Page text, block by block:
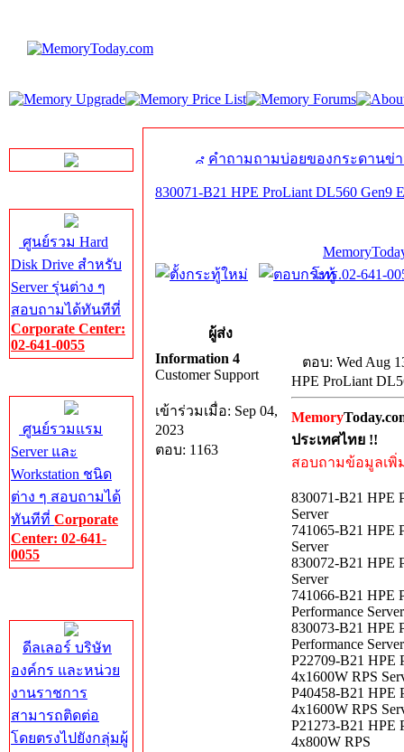
ศูนย์รวม Hard
Disk Drive สำหรับ
Server รุ่นต่าง ๆ
สอบถามได้ทันทีที่
Corporate Center:
02-641-0055
ศูนย์รวมแรม
Server และ
Workstation ชนิด
ต่าง ๆ สอบถามได้
ทันทีที่ Corporate
Center: 02-641-
0055
ดีลเลอร์ บริษัท
องค์กร และหน่วย
งานราชการ
สามารถติดต่อ
โดยตรงไปยังกลุ่มผู้
คำถามถามบ่อยของกระดานข่
830071-B21 HPE ProLiant DL560 Gen9
โทร.02-641-
ผู้ส่ง
Information 4
Customer Support
เข้าร่วมเมื่อ: Sep 04,
2023
ตอบ: 1163
ตอบ: Wed Aug
HPE ProLiant
Memory
ประเทศไทย !!
สอบถามข้อมูลเพิ่
830071-B21 HPE
Server
741065-B21 HPE
Server
830072-B21 HPE
Server
741066-B21 HPE
Performance Server
830073-B21 HPE
Performance Server
P22709-B21 HPE
4x1600W RPS
P40458-B21 HPE
4x1600W RPS
P21273-B21 HPE
4x800W RPS